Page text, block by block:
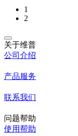
1
2
关于维普
公司介绍
产品服务
联系我们
问题帮助
使用帮助